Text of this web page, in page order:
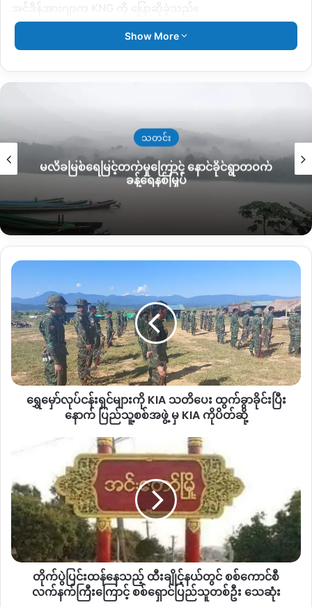
အင်ဒိန်အားဂျာက
KNG ကို ပြောဆိုခဲ့သည်။
“ အိမ်မှာ တရုတ်တရက်အန်တာတွေဖြစ်ပြီး အသက်ရှုကြပ်တာတွေ
တယ်။ ဒီမနက် အိမ်ကိုခေါ် သွားမယ်လို့ စီစဉ်နေတုန်း ၉နာရီခွဲ ဆုံး
သွားတယ်”ဟု ပြောဆိုသည်။
ဆရာမကြီး အင်ဖန်းဂျာရာသည် အသက် ၉၁ နှစ်အရွယ်အထိ ယခု
လို အသက်ရှုကြပ်ခြင်း၊ နှလုံးရောင်ခြင်း လုံးဝမရှိခဲ့ဘဲ ကျန်မာရေး
အလွန်ကောင်းမွန်သူဖြစ်ပြီး ယခုအကြိမ်မှသာ တရုတ်တရက် ထ
ဖောက်ပြီး ကွယ်လွန်သွားရခြင်းဖြစ်သည်ဟု သိရသည်။
ဆရာမကြီး အင်ဖန်းဂျာရာ ဆေးရုံတက်နေစဉ် လာရောက်ကြည့်ရှု့
သော ဘာသာရေးဆရာများ၊ ရိုးရာတာဝန်ရှိသူများကို ကိုယ့်လူမျိုး
အတွက် သမိုင်းကြွေးမတင်ကြဖို့ ပြောကြားသွားသည်ဟု သိရသည်။
“ဆရာမကြီးက သမိုင်းကြွေးမတင်အောင် အားလုံးလုပ်ဆောင်ကြဖို့၊
ကချင်လူမျိုးဆိုတာက လူဖြစ်ရုံနဲ့ ဖြစ်တည်လာကြမဟုတ်ဘူး။
ကိုယ့်လူမျိုးရဲ့ စာပေနဲ့ရိုးရာကို ထိန်းသိမ်းကြဖို့။ ပြီးရင် ကိုယ့်ရဲ့
ကိုယ်ကျိုးကို မကြည့်ပဲ အများကိုယ်ကျိုးကိုကြည့်ကြဖို့ ပြောသွား
တယ်”ဟု ရိုးရာယဉ်ကျေးမှု တာဝန်ရှိသူတစ်ဦးက ပြောဆိုသည်။
ဆရာမကြီး အင်ဖန်းဂျာရာသည် လွန်ခဲ့သော ၁၉၄၇ ခုနှစ်
လွတ်လပ်ရေးမတိုင်မှီကတည်းက ကချင်ပြည်နယ်အတွင်း ခေတ်ဦး
ကချင်အနုပညာရှင်ကြီးများနှင့်အတူအနုပညာလုပ်ငန်းများကို
ဦးဆောင်လုပ်ကိုင်ခဲ့သူဖြစ်သည့်အပြင် ကချင်အနုပညာရှင်အဖွဲ့ဝင်
များကို မျိုးဆက် ၅ ဆက်အထိ ဦးဆောင်နိုင်ခဲ့သူဖြစ်သည်ဟု သိရ
သည်။
ထို့အပြင် ၂၀၁၂ တွင် ကချင်အနုပညာရှင်အသင်းချုပ် ဗဟို
ကော်မတီ ဖြစ်ပေါ်လာစေရန်အတွက် နည်းဥပဒေများ ရေးဆွဲကာ
ဖွဲ့စည်းတည်ထောင်နိုင်ပေးခဲ့သည်သာမက ကချင်လူမျိုးများ၏
Show More
သတင်း
မလိခမြစ်ရေမြင့်တက်မှုကြောင့် နောင်ခိုင်ရွာတဝက်
ခန့်ရေနစ်မြှပ်
ရွှေ
လုပ်ငန်း
ရှင်
များ
ကို KIA သတိပေး
ထွက်
ခွာ
ခိုင်း
ရွှေမှော်လုပ်ငန်းရှင်များကို KIA သတိပေး ထွက်ခွာခိုင်းပြီး
နောက် ပြည်သူ့စစ်အဖွဲ့ မှ KIA ကိုပိတ်ဆို့
သည့်
ထီး
ချိုင့်
နယ်
တွင်
စစ်
ကောင်စီ
လက်နက်ကြီး
တိုက်ပွဲပြင်းထန်နေသည့် ထီးချိုင့်နယ်တွင် စစ်ကောင်စီ
လက်နက်ကြီးကြောင့် စစ်ရှောင်ပြည်သူတစ်ဦး သေဆုံး